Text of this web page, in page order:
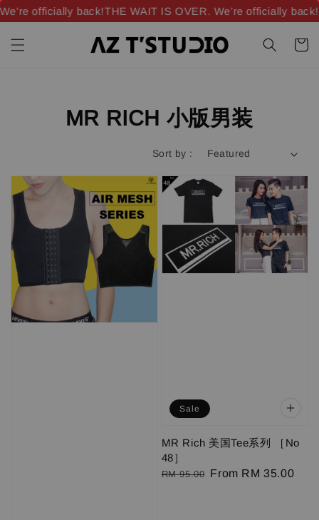
officially back!THE WAIT IS OVER. We’re officially back!
MR RICH 小版男装
Sort by :
Sale
MR Rich 美国Tee系列 ［No
48］
Regular
RM 95.00 Sale
From RM 35.00